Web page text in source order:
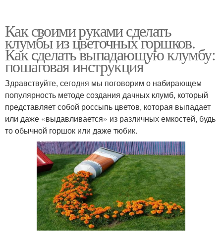
Как своими руками сделать
клумбы из цветочных горшков.
Как сделать выпадающую клумбу:
пошаговая инструкция
Здравствуйте, сегодня мы поговорим о набирающем
популярность методе создания дачных клумб, который
представляет собой россыпь цветов, которая выпадает
или даже «выдавливается» из различных емкостей, будь
то обычной горшок или даже тюбик.